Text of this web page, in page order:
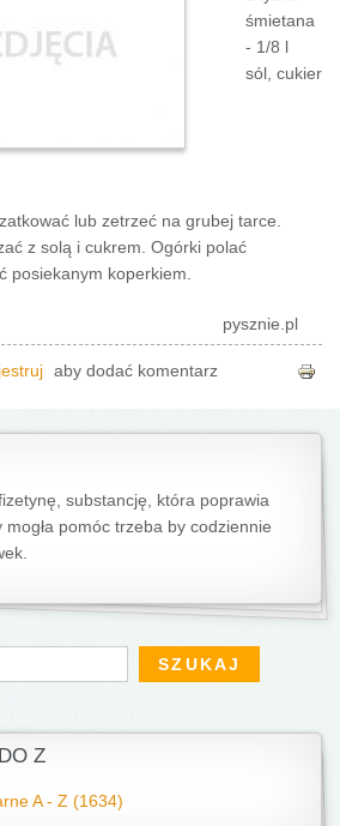
śmietana
- 1/8 l
sól, cukier
lub zetrzeć na grubej tarce.
z solą i cukrem. Ogórki polać
posiekanym koperkiem.
pysznie.pl
aby dodać komentarz
substancję, która poprawia
mogła pomóc trzeba by codziennie
Z
A - Z (1634)